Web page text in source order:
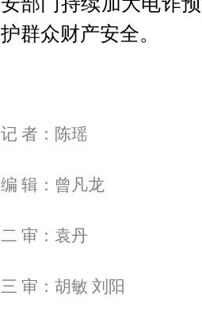
护群众财产安全。
记 者：陈瑶
编 辑：曾凡龙
二 审：袁丹
三 审：胡敏 刘阳